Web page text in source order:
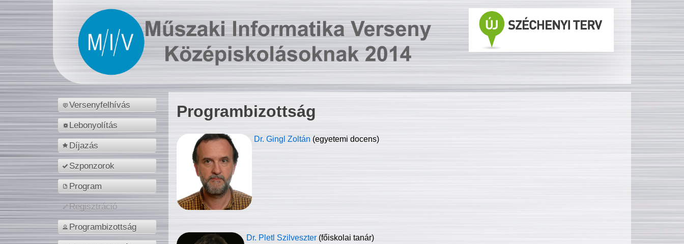
Versenyfelhívás
Lebonyolítás
Díjazás
Szponzorok
Program
Regisztráció
Programbizottság
Programbizottság
Dr. Gingl Zoltán (egyetemi docens)
Dr. Pletl Szilveszter (főiskolai tanár)